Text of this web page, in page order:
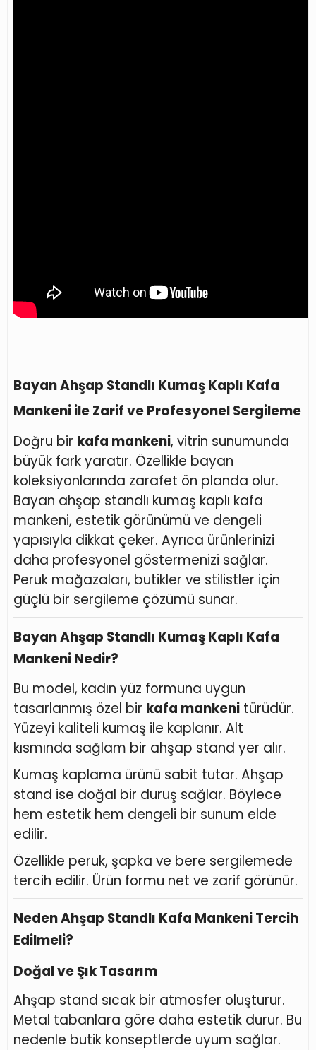
Bayan Ahşap Standlı Kumaş Kaplı Kafa
Mankeni ile Zarif ve Profesyonel Sergileme
Doğru bir kafa mankeni, vitrin sunumunda
büyük fark yaratır. Özellikle bayan
koleksiyonlarında zarafet ön planda olur.
Bayan ahşap standlı kumaş kaplı kafa
mankeni, estetik görünümü ve dengeli
yapısıyla dikkat çeker. Ayrıca ürünlerinizi
daha profesyonel göstermenizi sağlar.
Peruk mağazaları, butikler ve stilistler için
güçlü bir sergileme çözümü sunar.
Bayan Ahşap Standlı Kumaş Kaplı Kafa
Mankeni Nedir?
Bu model, kadın yüz formuna uygun
tasarlanmış özel bir kafa mankeni türüdür.
Yüzeyi kaliteli kumaş ile kaplanır. Alt
kısmında sağlam bir ahşap stand yer alır.
Kumaş kaplama ürünü sabit tutar. Ahşap
stand ise doğal bir duruş sağlar. Böylece
hem estetik hem dengeli bir sunum elde
edilir.
Özellikle peruk, şapka ve bere sergilemede
tercih edilir. Ürün formu net ve zarif görünür.
Neden Ahşap Standlı Kafa Mankeni Tercih
Edilmeli?
Doğal ve Şık Tasarım
Ahşap stand sıcak bir atmosfer oluşturur.
Metal tabanlara göre daha estetik durur. Bu
nedenle butik konseptlerde uyum sağlar.